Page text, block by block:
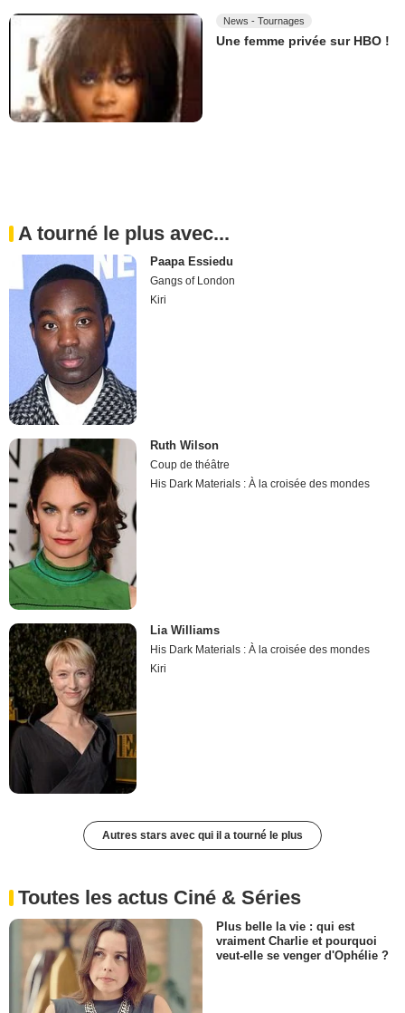
News - Tournages
Une femme privée sur HBO !
A tourné le plus avec...
Paapa Essiedu
Gangs of London
Kiri
Ruth Wilson
Coup de théâtre
His Dark Materials : À la croisée des mondes
Lia Williams
His Dark Materials : À la croisée des mondes
Kiri
Autres stars avec qui il a tourné le plus
Toutes les actus Ciné & Séries
Plus belle la vie : qui est
vraiment Charlie et pourquoi
veut-elle se venger d'Ophélie ?